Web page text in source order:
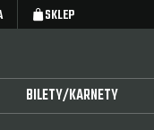
SKLEP
BILETY/KARNETY